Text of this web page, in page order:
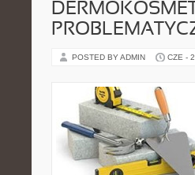
POSTED BY ADMIN CZE -